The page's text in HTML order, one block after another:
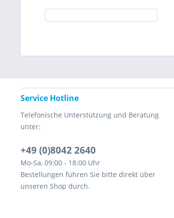
Service Hotline
Telefonische Unterstützung und Beratung
unter:
+49 (0)8042 2640
Mo-Sa, 09:00 - 18:00 Uhr
Bestellungen führen Sie bitte direkt über
unseren Shop durch.